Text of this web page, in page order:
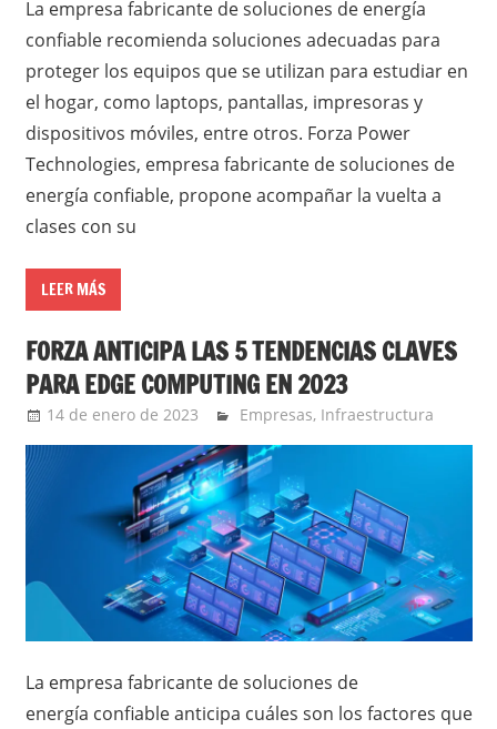
La empresa fabricante de soluciones de energía
confiable recomienda soluciones adecuadas para
proteger los equipos que se utilizan para estudiar en
el hogar, como laptops, pantallas, impresoras y
dispositivos móviles, entre otros. Forza Power
Technologies, empresa fabricante de soluciones de
energía confiable, propone acompañar la vuelta a
clases con su
LEER MÁS
FORZA ANTICIPA LAS 5 TENDENCIAS CLAVES
PARA EDGE COMPUTING EN 2023
14 de enero de 2023 Ernesto Herrera
Empresas, Infraestructura
La empresa fabricante de soluciones de
energía confiable anticipa cuáles son los factores que